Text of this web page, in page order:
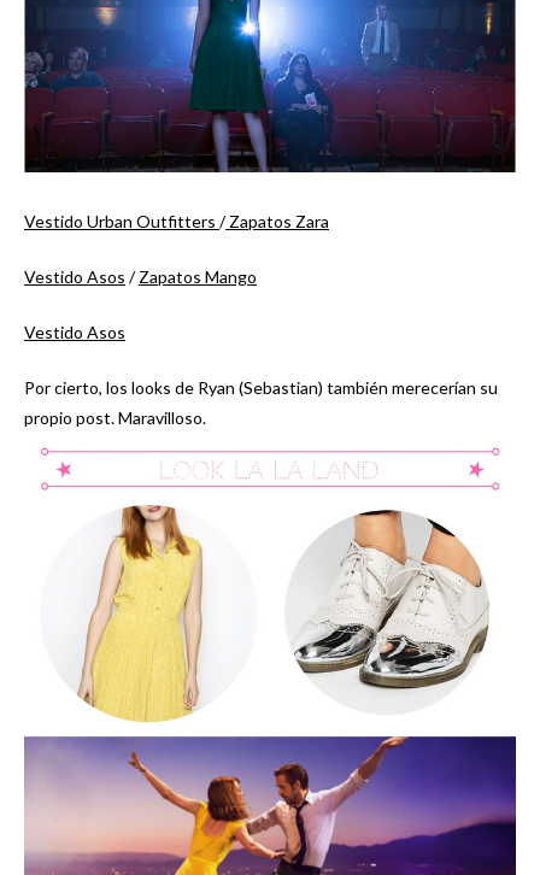
Vestido Urban Outfitters /Zapatos Zara
Vestido Asos /Zapatos Mango
Vestido Asos
Por cierto, los looks de Ryan (Sebastian) también merecerían su
propio post. Maravilloso.